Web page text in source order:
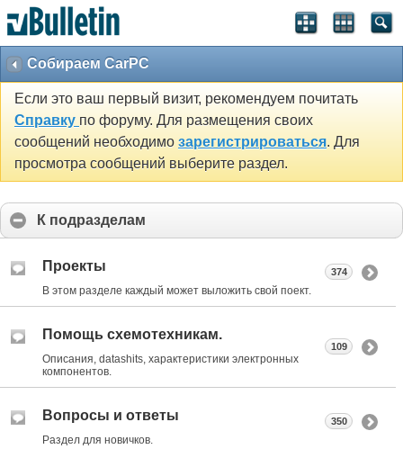
Собираем CarPC
Если это ваш первый визит, рекомендуем почитать
Справку по форуму. Для размещения своих
сообщений необходимо зарегистрироваться. Для
просмотра сообщений выберите раздел.
К подразделам
Проекты
В этом разделе каждый может выложить свой поект.
374
Помощь схемотехникам.
Описания, datashits, характеристики электронных
компонентов.
109
Вопросы и ответы
Раздел для новичков.
350